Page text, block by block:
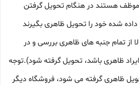
موظف هستند در هنگام تحویل گرفتن
شده خود را تحویل ظاهری بگیرند
از تمام جنبه های ظاهری بررسی و در
ظاهری باشد، تحویل گرفته شود).توجه
ظاهری گرفته می شود، فروشگاه دیگر